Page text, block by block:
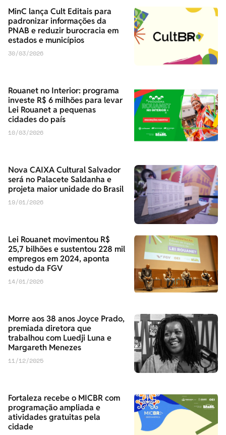
MinC lança Cult Editais para
padronizar informações da
PNAB e reduzir burocracia em
estados e municípios
30/03/2026
Rouanet no Interior: programa
investe R$ 6 milhões para levar
Lei Rouanet a pequenas
cidades do país
10/03/2026
Nova CAIXA Cultural Salvador
será no Palacete Saldanha e
projeta maior unidade do Brasil
19/01/2026
Lei Rouanet movimentou R$
25,7 bilhões e sustentou 228 mil
empregos em 2024, aponta
estudo da FGV
14/01/2026
Morre aos 38 anos Joyce Prado,
premiada diretora que
trabalhou com Luedji Luna e
Margareth Menezes
11/12/2025
Fortaleza recebe o MICBR com
programação ampliada e
atividades gratuitas pela
cidade